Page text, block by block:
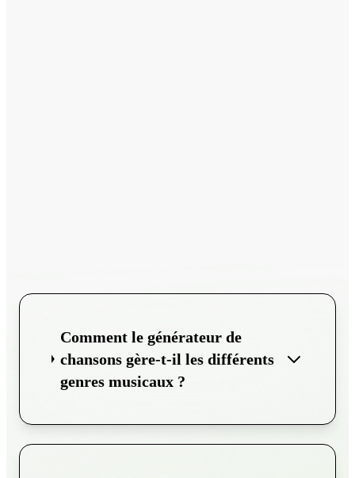
Comment le générateur de
chansons gère-t-il les différents
genres musicaux ?